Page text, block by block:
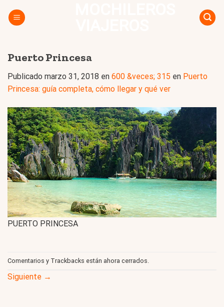
Puerto Princesa
Publicado marzo 31, 2018 en 600 &veces; 315 en Puerto
Princesa: guía completa, cómo llegar y qué ver
PUERTO PRINCESA
Comentarios y Trackbacks están ahora cerrados.
Siguiente →